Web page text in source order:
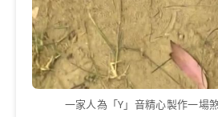
一家人為「Y」音精心製作一場